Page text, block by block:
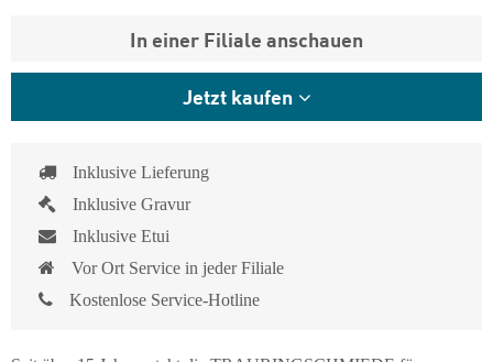
In einer Filiale anschauen
Jetzt kaufen
Inklusive Lieferung
Inklusive Gravur
Inklusive Etui
Vor Ort Service in jeder Filiale
Kostenlose Service-Hotline